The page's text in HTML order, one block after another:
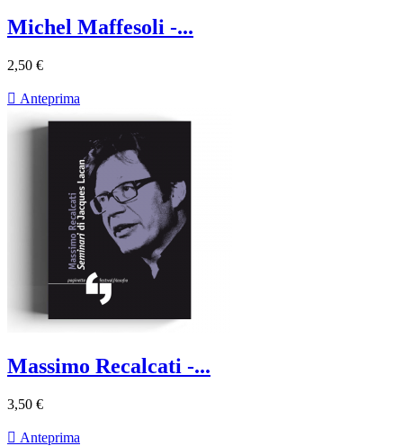
Michel Maffesoli -...
2,50 €
 Anteprima
Massimo Recalcati -...
3,50 €
 Anteprima